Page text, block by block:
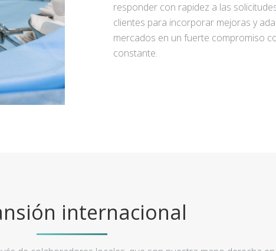
responder con rapidez a las
clientes para incorporar mejoras y
mercados en un fuerte compromiso
constante.
internacional